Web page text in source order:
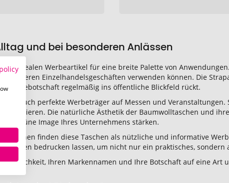
und bei besonderen Anlässen
idealen Werbeartikel für eine breite Palette von
anderen Einzelhandelsgeschäften verwenden können. Die
Werbebotschaft regelmäßig ins öffentliche Blickfeld rückt.
auch perfekte Werbeträger auf Messen und
Die natürliche Ästhetik der Baumwolltaschen und
grüne Image Ihres Unternehmens stärken.
finden diese Taschen als nützliche und informative
bedrucken lassen, um nicht nur ein praktisches,
Möglichkeit, Ihren Markennamen und Ihre Botschaft auf eine Art